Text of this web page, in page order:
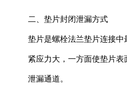
二、垫片封闭泄漏方式
垫片是螺栓法兰垫片连接
紧应力大，一方面使垫片
泄漏通道。